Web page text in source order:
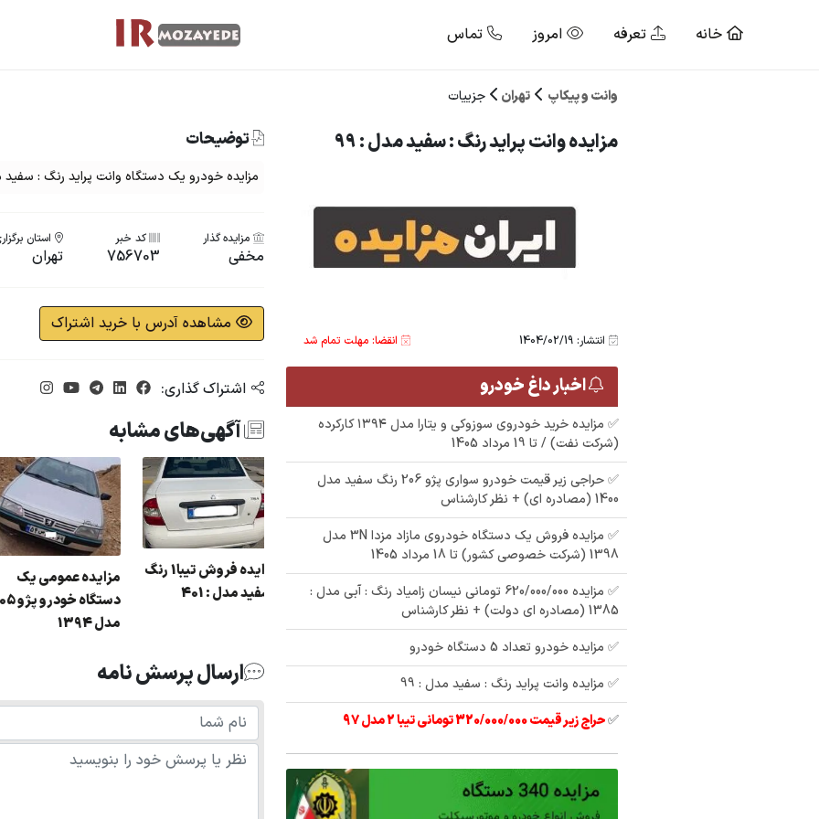
خانه تعرفه امروز تماس
وانت و پیکاپ تهران جزییات
مزایده وانت پراید رنگ : سفید مدل : 99
انتشار: 1404/02/19 انقضا: مهلت تمام شد
اخبار داغ خودرو
✅ مزایده خرید خودروی سوزوکی و یتارا مدل ۱۳۹۴ کارکرده
(شرکت نفت) / تا 19 مرداد 1405
✅ حراجی زیر قیمت خودرو سواری پژو 206 رنگ سفید مدل
1400 (مصادره ای) + نظر کارشناس
✅ مزایده فروش یک دستگاه خودروی مازاد مزدا 3N مدل
1398 (شرکت خصوصی کشور) تا 18 مرداد 1405
✅ مزایده 620/000/000 تومانی نیسان زامیاد رنگ : آبی مدل :
1385 (مصادره ای دولت) + نظر کارشناس
✅ مزایده خودرو تعداد 5 دستگاه خودرو
✅ مزایده وانت پراید رنگ : سفید مدل : 99
✅حراج زیر قیمت 320/000/000 تومانی تیبا 2 مدل 97
توضیحات
مزایده خودرو یک دستگاه وانت پراید رنگ : سفید
مزایده گذار
مخفی
کد خبر
756703
استان
تهران
مشاهده آدرس با خرید اشتراک
اشتراک گذاری:
آگهی‌های مشابه
مزایده عمومی یک
مدل 1394
مزایده فروش تیبا1 رنگ
: سفید مدل : 401
مزایده دولتی مگان رنگ
: سبز مدل : 91
مزایده فروش سمند
تيپ lx مدل 91 دو گانه
سوز
مزایده دولتی پراید رنگ
ارسال پرسش نامه